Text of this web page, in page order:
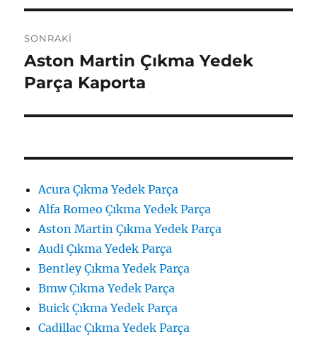
SONRAKI
Sonraki
yazı:
Aston Martin Çıkma Yedek
Parça Kaporta
Acura Çıkma Yedek Parça
Alfa Romeo Çıkma Yedek Parça
Aston Martin Çıkma Yedek Parça
Audi Çıkma Yedek Parça
Bentley Çıkma Yedek Parça
Bmw Çıkma Yedek Parça
Buick Çıkma Yedek Parça
Cadillac Çıkma Yedek Parça